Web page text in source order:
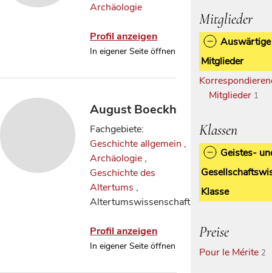
Archäologie
Profil anzeigen
In eigener Seite öffnen
August Boeckh
Fachgebiete:
Geschichte allgemein ,
Archäologie ,
Geschichte des
Altertums ,
Altertumswissenschaft
Profil anzeigen
In eigener Seite öffnen
Mitglieder
Auswärtige
Mitglieder
Mitglieder 1
Klassen
Geistes-
Klasse
Preise
Pour le Mérite 2